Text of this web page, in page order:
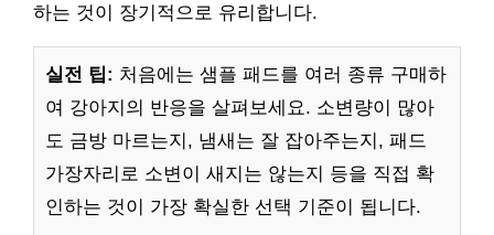
하는 것이 장기적으로 유리합니다.
실전 팁: 처음에는 샘플 패드를 여러 종류 구매하
여 강아지의 반응을 살펴보세요. 소변량이 많아
도 금방 마르는지, 냄새는 잘 잡아주는지, 패드
가장자리로 소변이 새지는 않는지 등을 직접 확
인하는 것이 가장 확실한 선택 기준이 됩니다.